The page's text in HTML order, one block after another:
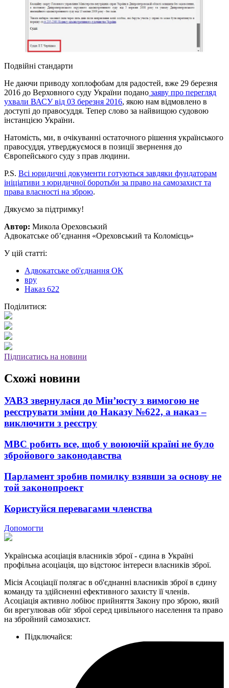
Подвійні стандарти
Не даючи приводу хоплофобам для радостей, вже 29 березня
2016 до Верховного суду України подано заяву про перегляд
ухвали ВАСУ від 03 березня 2016, якою нам відмовлено в
доступі до правосуддя. Тепер слово за найвищою судовою
інстанцією України.
Натомість, ми, в очікуванні остаточного рішення українського
правосуддя, утверджуємося в позиції звернення до
Європейського суду з прав людини.
P.S. Всі юридичні документи готуються завдяки фундаторам
ініціативи з юридичної боротьби за право на самозахист та
права власності на зброю.
Дякуємо за підтримку!
Автор: Микола Ореховський
Адвокатське об’єднання «Ореховський та Коломієць»
У цій статті:
Адвокатське об'єднання ОК
вру
Наказ 622
Поділитися:
Підписатись на новини
Схожі новини
УАВЗ звернулася до Мін’юсту з вимогою не
реєструвати зміни до Наказу №622, а наказ –
виключити з реєстру
МВС робить все, щоб у воюючій країні не було
збройового законодавства
Парламент зробив помилку взявши за основу не
той законопроект
Користуйся перевагами членства
Допомогти
Українська асоціація власників зброї - єдина в Україні
профільна асоціація, що відстоює інтереси власників зброї.
Місія Асоціації полягає в об'єднанні власників зброї в єдину
команду та здійсненні ефективного захисту її членів.
Асоціація активно лобіює прийняття Закону про зброю, який
би врегулював обіг зброї серед цивільного населення та право
на збройний самозахист.
Підключайся: